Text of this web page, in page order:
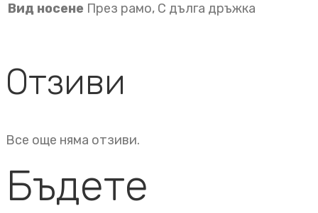
Вид носене През рамо, С дълга дръжка
Отзиви
Все още няма отзиви.
Бъдете